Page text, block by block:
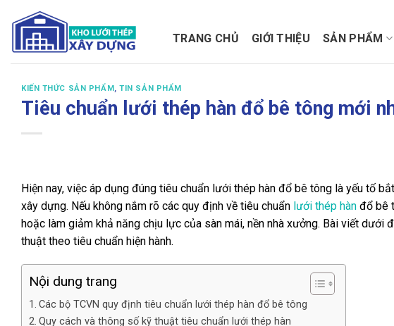
qua
dung
TRANG CHỦ GIỚI THIỆU SẢN PHẨM
KIẾN THỨC SẢN PHẨM,TIN SẢN PHẨM
Tiêu chuẩn lưới thép hàn đổ bê tông mới
Hiện nay, việc áp dụng đúng tiêu chuẩn lưới thép hàn đổ bê tông là yếu tố
xây dựng. Nếu không nắm rõ các quy định về tiêu chuẩn lưới thép hàn đổ bê
hoặc làm giảm khả năng chịu lực của sàn mái, nền nhà xưởng. Bài viết
thuật theo tiêu chuẩn hiện hành.
Nội dung trang
Các bộ TCVN quy định tiêu chuẩn lưới thép hàn đổ bê tông
Quy cách và thông số kỹ thuật tiêu chuẩn lưới thép hàn